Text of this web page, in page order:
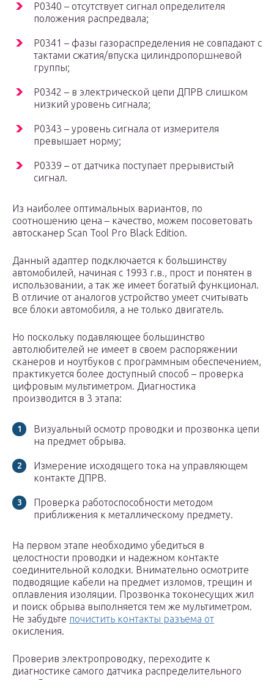
P0340 – отсутствует сигнал определителя
положения распредвала;
P0341 – фазы газораспределения не совпадают с
тактами сжатия/впуска цилиндропоршневой
группы;
P0342 – в электрической цепи ДПРВ слишком
низкий уровень сигнала;
P0343 – уровень сигнала от измерителя
превышает норму;
P0339 – от датчика поступает прерывистый
сигнал.
Из наиболее оптимальных вариантов, по
соотношению цена – качество, можем посоветовать
автосканер Scan Tool Pro Black Edition.
Данный адаптер подключается к большинству
автомобилей, начиная с 1993 г.в., прост и понятен в
использовании, а так же имеет богатый функционал.
В отличие от аналогов устройство умеет считывать
все блоки автомобиля, а не только двигатель.
Но поскольку подавляющее большинство
автолюбителей не имеет в своем распоряжении
сканеров и ноутбуков с программным обеспечением,
практикуется более доступный способ – проверка
цифровым мультиметром. Диагностика
производится в 3 этапа:
Визуальный осмотр проводки и прозвонка цепи
на предмет обрыва.
Измерение исходящего тока на управляющем
контакте ДПРВ.
Проверка работоспособности методом
приближения к металлическому предмету.
На первом этапе необходимо убедиться в
целостности проводки и надежном контакте
соединительной колодки. Внимательно осмотрите
подводящие кабели на предмет изломов, трещин и
оплавления изоляции. Прозвонка токонесущих жил
и поиск обрыва выполняется тем же мультиметром.
Не забудьте почистить контакты разъема от
окисления.
Проверив электропроводку, переходите к
диагностике самого датчика распределительного